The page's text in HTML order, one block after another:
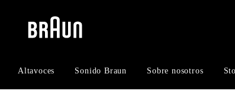
navigation
Altavoces Sonido Braun Sobre nosotros